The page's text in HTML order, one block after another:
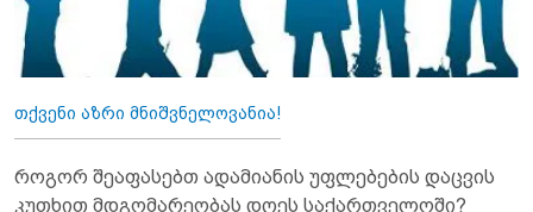
თქვენი აზრი მნიშვნელოვანია!
როგორ შეაფასებთ ადამიანის უფლებების დაცვის
კუთხით მდგომარეობას დღეს საქართველოში?